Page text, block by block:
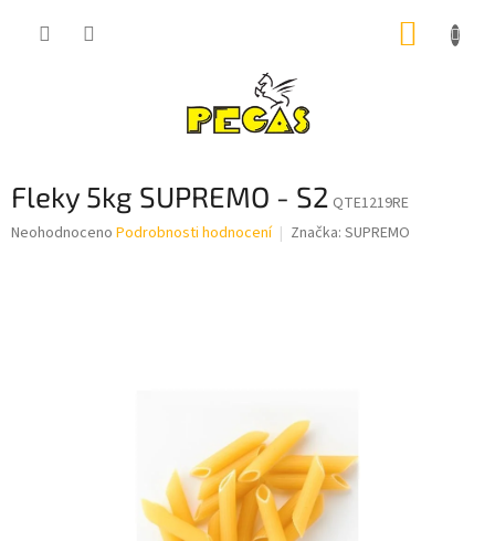
Fleky 5kg SUPREMO - S2 QTE1219RE
Průměrné
Neohodnoceno Podrobnosti hodnocení Značka: SUPREMO